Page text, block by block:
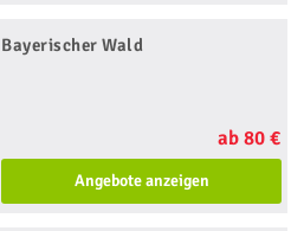
Bayerischer Wald
ab 80 €
Angebote anzeigen